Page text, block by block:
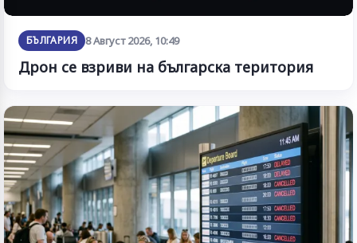
БЪЛГАРИЯ 8 Август 2026, 10:49
Дрон се взриви на българска територия